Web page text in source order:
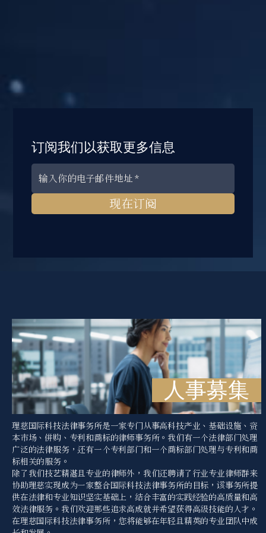
订阅我们以获取更多信息
现在订阅
人事募集
理慈国际科技法律事务所是一家专门从事高科技产业、基础设施、资
本市场、併购、专利和商标的律师事务所。我们有一个法律部门处理
广泛的法律服务，还有一个专利部门和一个商标部门处理与专利和商
标相关的服务。
除了我们技艺精湛且专业的律师外，我们还聘请了行业专业律师群来
协助理慈实现成为一家整合国际科技法律事务所的目标，该事务所提
供在法律和专业知识坚实基础上，结合丰富的实践经验的高质量和高
效法律服务。我们欢迎那些追求高成就并希望获得高级技能的人才。
在理慈国际科技法律事务所，您将能够在年轻且精英的专业团队中成